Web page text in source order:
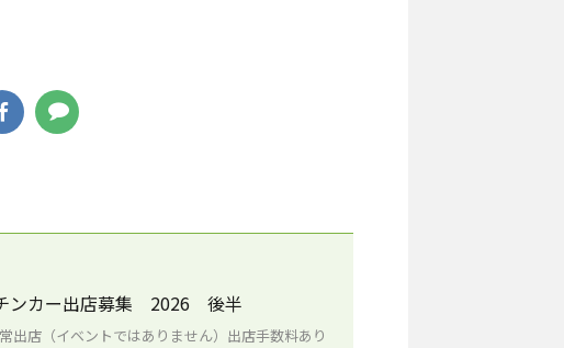
チンカー出店募集 2026 後半
店（イベントではありません）出店手数料あり